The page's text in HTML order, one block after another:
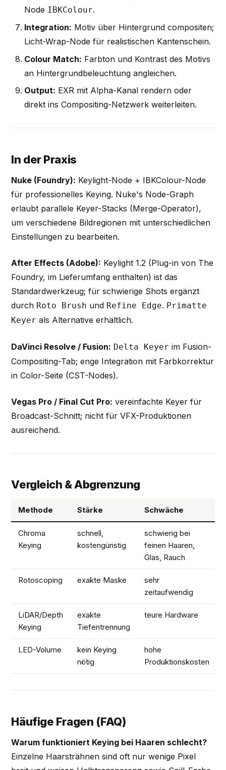
Node IBKColour.
Integration: Motiv über Hintergrund compositen;
Licht-Wrap-Node für realistischen Kantenschein.
Colour Match: Farbton und Kontrast des Motivs
an Hintergrundbeleuchtung angleichen.
Output: EXR mit Alpha-Kanal rendern oder
direkt ins Compositing-Netzwerk weiterleiten.
In der Praxis
Nuke (Foundry): Keylight-Node + IBKColour-Node
für professionelles Keying. Nuke's Node-Graph
erlaubt parallele Keyer-Stacks (Merge-Operator),
um verschiedene Bildregionen mit unterschiedlichen
Einstellungen zu bearbeiten.
After Effects (Adobe): Keylight 1.2 (Plug-in von The
Foundry, im Lieferumfang enthalten) ist das
Standardwerkzeug; für schwierige Shots ergänzt
durch Roto Brush und Refine Edge. Primatte
Keyer als Alternative erhältlich.
DaVinci Resolve / Fusion: Delta Keyer im Fusion-
Compositing-Tab; enge Integration mit Farbkorrektur
in Color-Seite (CST-Nodes).
Vegas Pro / Final Cut Pro: vereinfachte Keyer für
Broadcast-Schnitt; nicht für VFX-Produktionen
ausreichend.
Vergleich & Abgrenzung
Methode Stärke Schwäche
Chroma
Keying
schnell,
kostengünstig
schwierig bei
feinen Haaren,
Glas, Rauch
Rotoscoping exakte Maske
sehr
zeitaufwendig
LiDAR/Depth
Keying
exakte
Tiefentrennung
teure Hardware
LED-Volume
kein Keying
nötig
hohe
Produktionskosten
Häufige Fragen (FAQ)
Warum funktioniert Keying bei Haaren schlecht?
Einzelne Haarsträhnen sind oft nur wenige Pixel